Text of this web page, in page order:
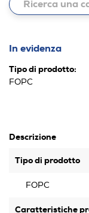
In evidenza
Tipo di prodotto:
FOPC
Descrizione
Tipo di prodotto
FOPC
Caratteristiche